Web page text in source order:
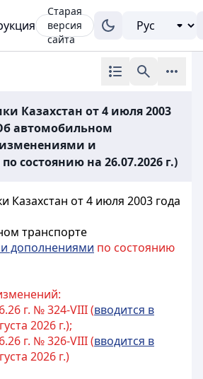
Старая
версия
сайта
Казахстан от 4 июля 2003
автомобильном
изменениями и
состоянию на 26.07.2026 г.)
Казахстан от 4 июля 2003 года
транспорте
дополнениями по состоянию
г. № 324-VIII (вводится в
2026 г.);
г. № 326-VIII (вводится в
2026 г.)